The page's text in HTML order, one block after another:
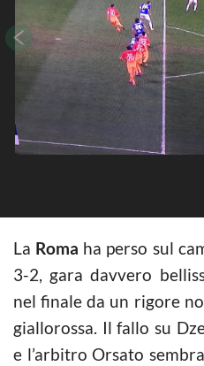
La Roma ha perso sul
3-2, gara davvero
nel finale da un rigore
giallorossa. Il fallo su
e l’arbitro Orsato